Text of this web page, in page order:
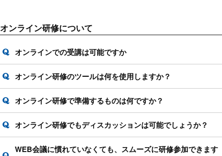
オンライン研修について
オンラインでの受講は可能ですか
オンライン研修のツールは何を使用しますか？
オンライン研修で準備するものは何ですか？
オンライン研修でもディスカッションは可能でしょうか？
WEB会議に慣れていなくても、スムーズに研修参加できます